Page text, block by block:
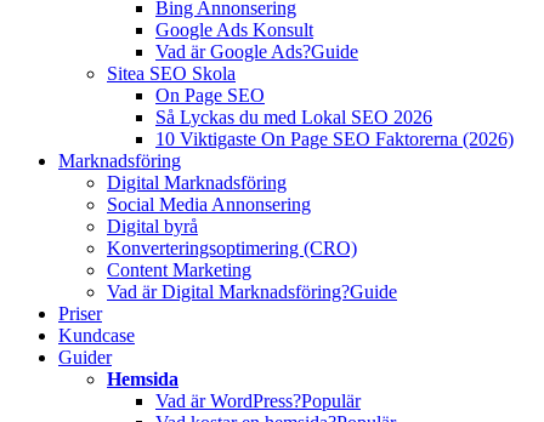
Bing Annonsering
Google Ads Konsult
Vad är Google Ads?Guide
Sitea SEO Skola
On Page SEO
Så Lyckas du med Lokal SEO 2026
10 Viktigaste On Page SEO Faktorerna (2026)
Marknadsföring
Digital Marknadsföring
Social Media Annonsering
Digital byrå
Konverteringsoptimering (CRO)
Content Marketing
Vad är Digital Marknadsföring?Guide
Priser
Kundcase
Guider
Hemsida
Vad är WordPress?Populär